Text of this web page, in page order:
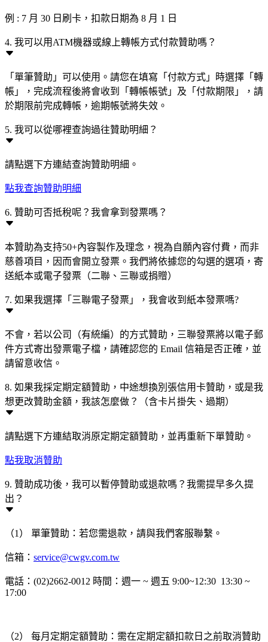
例 : 7 月 30 日刷卡，扣款日期為 8 月 1 日
4. 我可以用ATM機器或線上轉帳方式付款贊助嗎？
「單筆贊助」可以使用。請您在填寫「付款方式」時選擇「轉
帳」，完成流程後將會收到「轉帳帳號」及「付款期限」，請
於期限前完成轉帳，逾期帳號將失效。
5. 我可以從哪裡查詢過往贊助明細？
請點選下方連結查詢贊助明細。
點我查詢贊助明細
6. 贊助可否抵稅呢？我會拿到發票嗎？
本贊助為支持50+內容製作及理念，視為自願內容付費，而非
慈善項目，因而會開立發票。我們將依據您的勾選的選項，寄
送紙本或電子發票（二聯、三聯或捐贈）
7. 如果我選擇「三聯電子發票」，我會收到紙本發票嗎?
不會，若以公司（有統編）的方式贊助，三聯發票將以電子郵
件方式寄出發票電子檔，請確認您的 Email 信箱是否正確，並
請留意收信。
8. 如果我採定期定額贊助，中途想換別張信用卡贊助，或是我
想更改贊助金額，我該怎麼做？（含卡片掛失、過期）
請點選下方連結取消原定期定額贊助，並再重新下單贊助。
點我取消贊助
9. 贊助成功後，我可以暫停贊助或退款嗎？我需提早多久提
出？
（1） 單筆贊助：若您需退款，請與我們客服聯繫。
信箱： service@cwgv.com.tw
電話：(02)2662-0012 時間：週一 ~ 週五 9:00~12:30 13:30 ~
17:00
（2） 每月定期定額贊助：需在定期定額扣款日之前取消贊助